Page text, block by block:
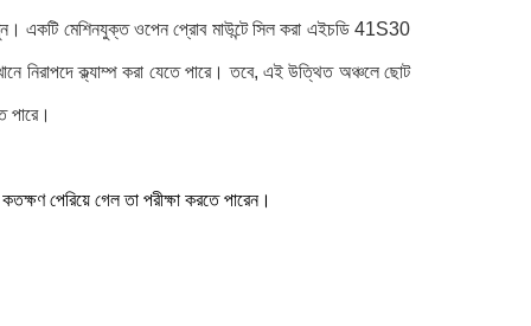
একটি মেশিনযুক্ত ওপেন প্রোব মাউন্টে সিল করা এইচডি 41S30
নিরাপদে ক্ল্যাম্প করা যেতে পারে। তবে, এই উত্থিত অঞ্চলে ছোট
পারে।
পেরিয়ে গেল তা পরীক্ষা করতে পারেন।